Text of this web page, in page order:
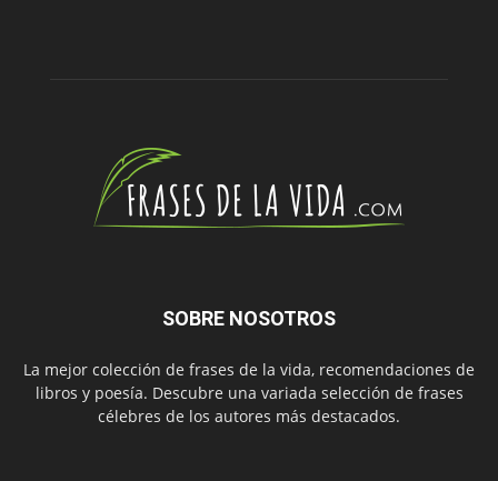
SOBRE NOSOTROS
La mejor colección de frases de la vida, recomendaciones de
libros y poesía. Descubre una variada selección de frases
célebres de los autores más destacados.